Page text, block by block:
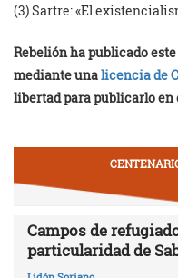
(3) Sartre: «El
Rebelión ha publicado
mediante unalicencia de
libertad para publicarlo en
Campos de
particularidad de